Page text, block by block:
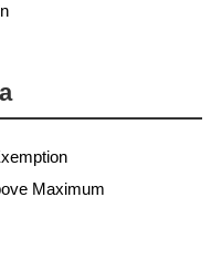
Maximum